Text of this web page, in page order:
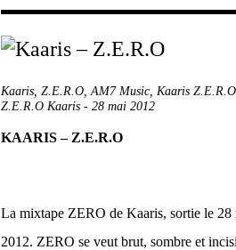
Kaaris, Z.E.R.O,AM7 Music, Kaaris Z.E.R.O
Z.E.R.O Kaaris - 28 mai 2012
KAARIS – Z.E.R.O
La mixtape ZERO de Kaaris, sortie le 28
2012. ZERO se veut brut, sombre et